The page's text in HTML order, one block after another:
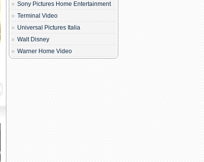
Sony Pictures Home Entertainment
Terminal Video
Universal Pictures Italia
Walt Disney
Warner Home Video